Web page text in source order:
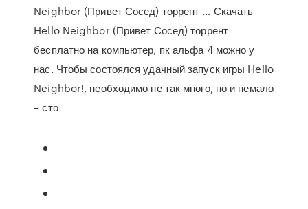
Neighbor (Привет Сосед) торрент … Скачать
Hello Neighbor (Привет Сосед) торрент
бесплатно на компьютер, пк альфа 4 можно у
нас. Чтобы состоялся удачный запуск игры Hello
Neighbor!, необходимо не так много, но и немало
– сто